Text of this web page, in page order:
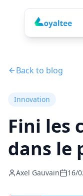
Back to blog
Innovation
Fini les
dans le
Axel Gauvain 16/